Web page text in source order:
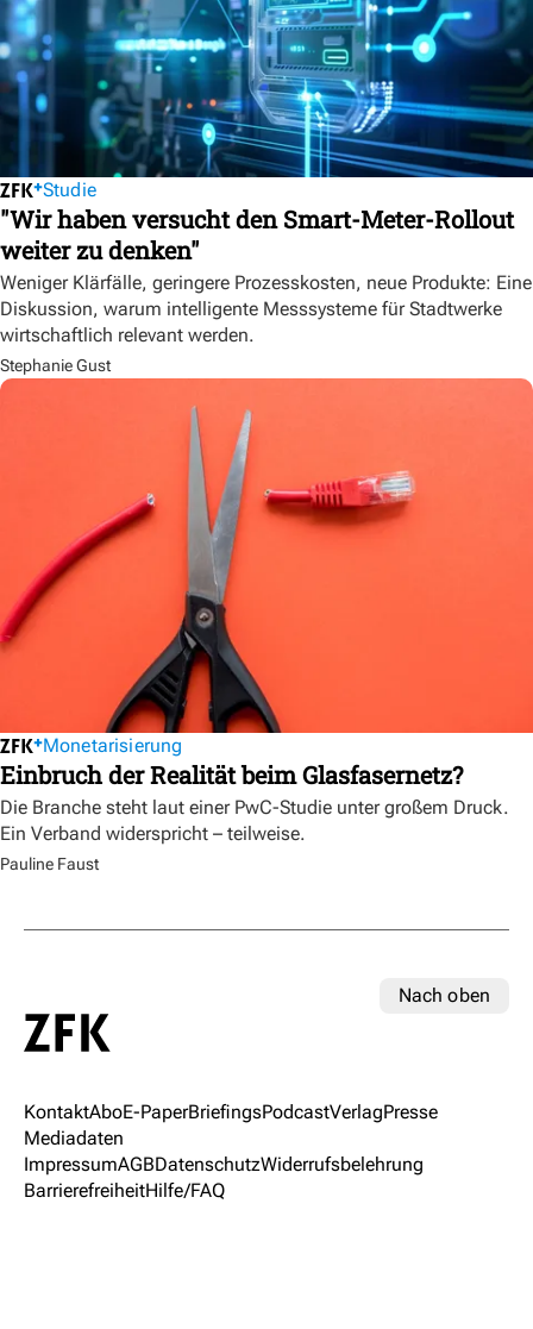
Studie
"Wir haben versucht den Smart-Meter-Rollout
weiter zu denken"
Weniger Klärfälle, geringere Prozesskosten, neue Produkte: Eine
Diskussion, warum intelligente Messsysteme für Stadtwerke
wirtschaftlich relevant werden.
Stephanie Gust
Monetarisierung
Einbruch der Realität beim Glasfasernetz?
Die Branche steht laut einer PwC-Studie unter großem Druck.
Ein Verband widerspricht – teilweise.
Pauline Faust
Nach oben
KontaktAboE-PaperBriefingsPodcastVerlagPresse
Mediadaten
ImpressumAGBDatenschutzWiderrufsbelehrung
BarrierefreiheitHilfe/FAQ